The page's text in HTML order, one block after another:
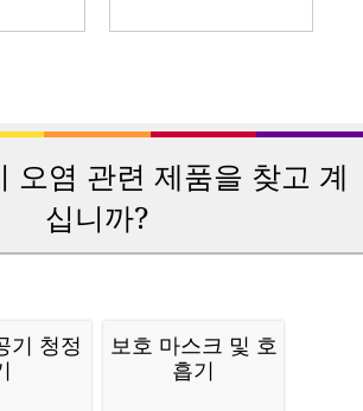
오염 관련 제품을 찾고 계
십니까?
기 청정
보호 마스크 및 호
흡기